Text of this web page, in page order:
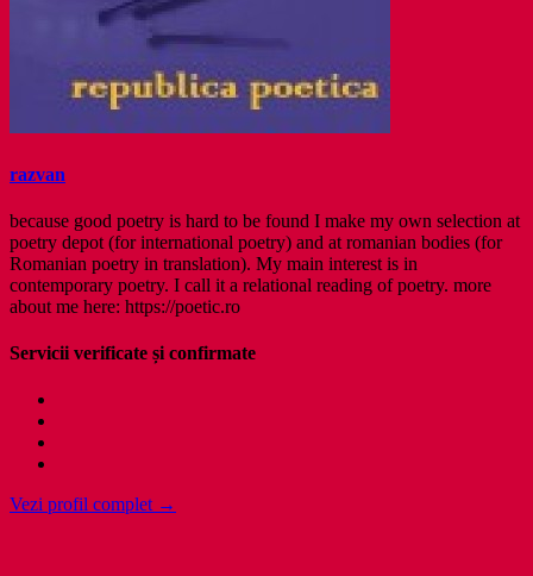
razvan
because good poetry is hard to be found I make my own selection at
poetry depot (for international poetry) and at romanian bodies (for
Romanian poetry in translation). My main interest is in
contemporary poetry. I call it a relational reading of poetry. more
about me here: https://poetic.ro
Servicii verificate și confirmate
Vezi profil complet →